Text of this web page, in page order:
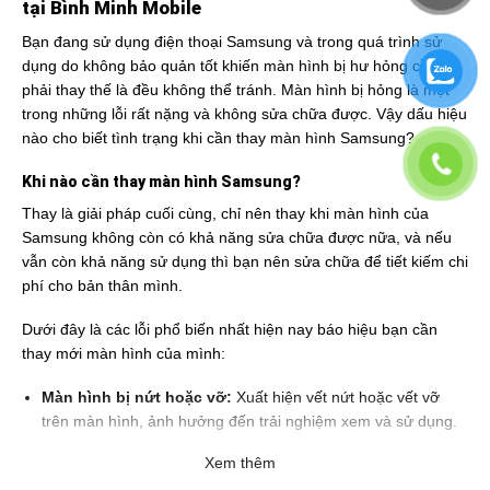
tại Bình Minh Mobile
Bạn đang sử dụng điện thoại Samsung và trong quá trình sử
dụng do không bảo quản tốt khiến màn hình bị hư hỏng cần
phải thay thế là đều không thể tránh. Màn hình bị hỏng là một
trong những lỗi rất nặng và không sửa chữa được. Vậy dấu hiệu
nào cho biết tình trạng khi cần thay màn hình Samsung?
Khi nào cần thay màn hình Samsung?
Thay là giải pháp cuối cùng, chỉ nên thay khi màn hình của
Samsung không còn có khả năng sửa chữa được nữa, và nếu
vẫn còn khả năng sử dụng thì bạn nên sửa chữa để tiết kiếm chi
phí cho bản thân mình.
Dưới đây là các lỗi phổ biến nhất hiện nay báo hiệu bạn cần
thay mới màn hình của mình:
Màn hình bị nứt hoặc vỡ: Xuất hiện vết nứt hoặc vết vỡ
trên màn hình, ảnh hưởng đến trải nghiệm xem và sử dụng.
Hiển thị màu sắc bất thường:
Xem thêm